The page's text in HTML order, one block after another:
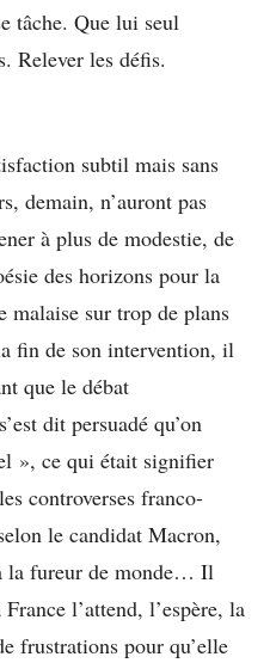
tâche. Que lui seul
Relever les défis.
subtil mais sans
demain, n’auront pas
à plus de modestie, de
des horizons pour la
malaise sur trop de plans
fin de son intervention, il
que le débat
dit persuadé qu’on
», ce qui était signifier
controverses franco-
le candidat Macron,
la fureur de monde… Il
l’attend, l’espère, la
frustrations pour qu’elle